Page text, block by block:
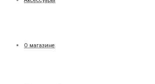
О магазине